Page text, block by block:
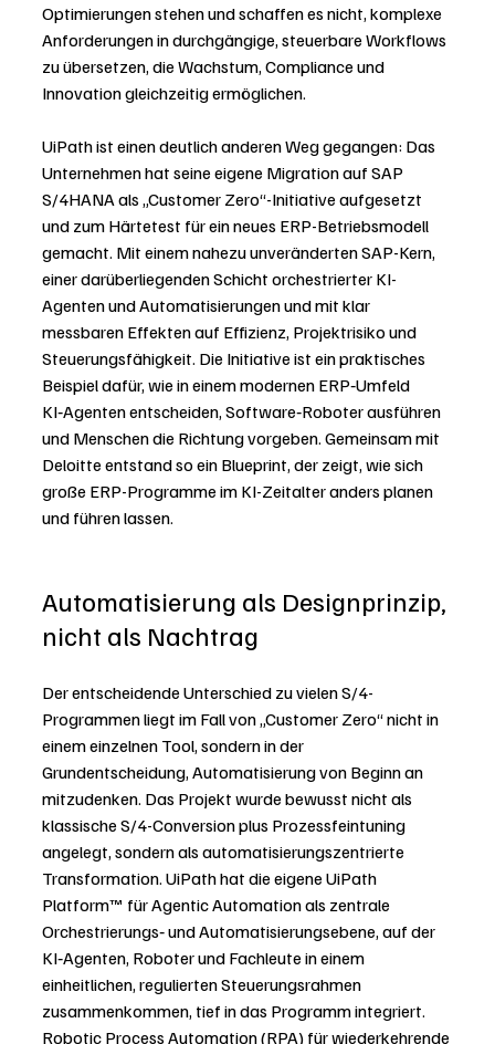
Optimierungen stehen und schaffen es nicht, komplexe
Anforderungen in durchgängige, steuerbare Workflows
zu übersetzen, die Wachstum, Compliance und
Innovation gleichzeitig ermöglichen.
UiPath ist einen deutlich anderen Weg gegangen: Das
Unternehmen hat seine eigene Migration auf SAP
S/4HANA als „Customer Zero“-Initiative aufgesetzt
und zum Härtetest für ein neues ERP-Betriebsmodell
gemacht. Mit einem nahezu unveränderten SAP-Kern,
einer darüberliegenden Schicht orchestrierter KI-
Agenten und Automatisierungen und mit klar
messbaren Effekten auf Effizienz, Projektrisiko und
Steuerungsfähigkeit. Die Initiative ist ein praktisches
Beispiel dafür, wie in einem modernen ERP‑Umfeld
KI‑Agenten entscheiden, Software‑Roboter ausführen
und Menschen die Richtung vorgeben. Gemeinsam mit
Deloitte entstand so ein Blueprint, der zeigt, wie sich
große ERP-Programme im KI-Zeitalter anders planen
und führen lassen.
Automatisierung als Designprinzip,
nicht als Nachtrag
Der entscheidende Unterschied zu vielen S/4-
Programmen liegt im Fall von „Customer Zero“ nicht in
einem einzelnen Tool, sondern in der
Grundentscheidung, Automatisierung von Beginn an
mitzudenken. Das Projekt wurde bewusst nicht als
klassische S/4-Conversion plus Prozessfeintuning
angelegt, sondern als automatisierungszentrierte
Transformation. UiPath hat die eigene UiPath
Platform™ für Agentic Automation als zentrale
Orchestrierungs‑ und Automatisierungsebene, auf der
KI‑Agenten, Roboter und Fachleute in einem
einheitlichen, regulierten Steuerungsrahmen
zusammenkommen, tief in das Programm integriert.
Robotic Process Automation (RPA) für wiederkehrende